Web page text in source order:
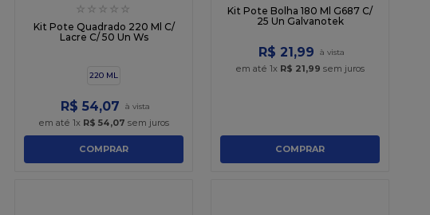
☆ ☆ ☆ ☆ ☆
Kit Pote Quadrado 220 Ml C/
Lacre C/ 50 Un Ws
220 ML
R$ 54,07
em até 1x R$ 54,07 sem juros
COMPRAR
Kit Pote Bolha 180 Ml G687 C/
25 Un Galvanotek
R$ 21,99
em até 1x R$ 21,99 sem juros
COMPRAR